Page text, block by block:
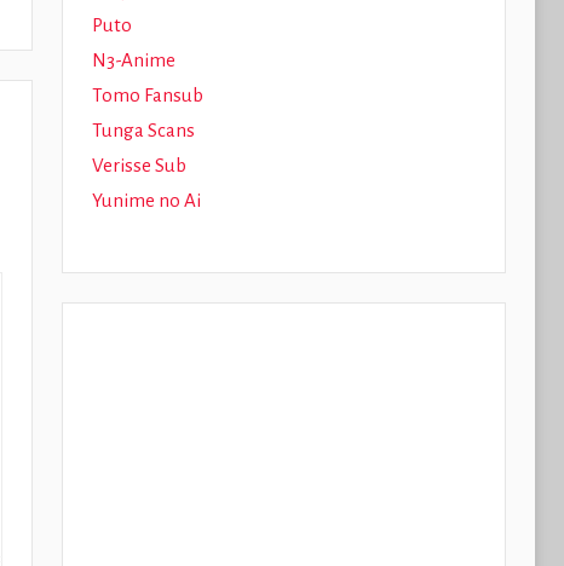
Puto
N3-Anime
Tomo Fansub
Tunga Scans
Verisse Sub
Yunime no Ai